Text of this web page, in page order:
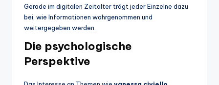
Gerade im digitalen Zeitalter trägt jeder Einzelne dazu
bei, wie Informationen wahrgenommen und
weitergegeben werden.
Die psychologische
Perspektive